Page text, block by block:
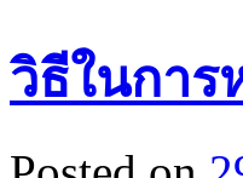
วิธีในการ